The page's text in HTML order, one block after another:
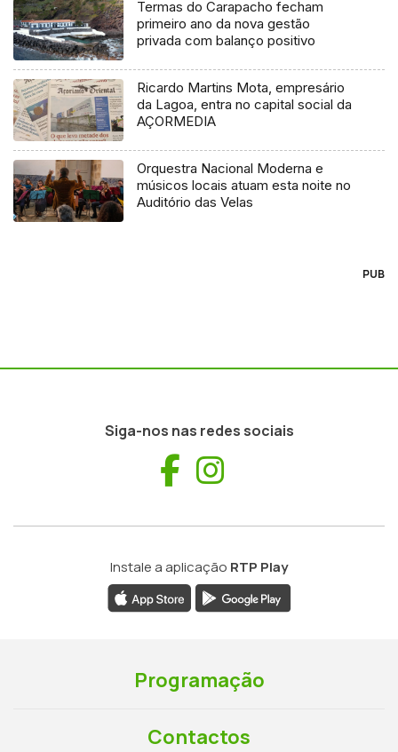
Termas do Carapacho fecham
primeiro ano da nova gestão
privada com balanço positivo
Ricardo Martins Mota, empresário
da Lagoa, entra no capital social da
AÇORMEDIA
Orquestra Nacional Moderna e
músicos locais atuam esta noite no
Auditório das Velas
PUB
Siga-nos nas redes sociais
Facebook
Instale a aplicação RTP Play
Programação
Contactos